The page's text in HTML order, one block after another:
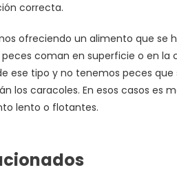
correcta.
ofreciendo un alimento que se
coman en superficie o en la
ese tipo y no tenemos peces que
los caracoles. En esos casos es
lento o flotantes.